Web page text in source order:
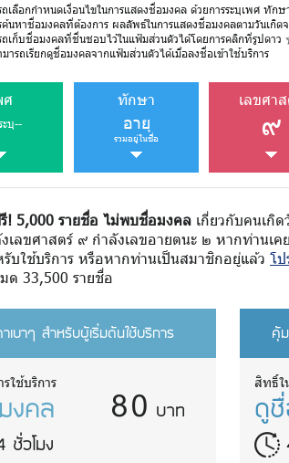
เลือกกำหนดเงื่อนไขในการแสดงชื่อมงคล ด้วยการระบุเพศ ทัก
ค้นหาชื่อมงคลที่ต้องการ ผลลัพธ์ในการแสดงชื่อมงคลตามวันเกิ
เก็บชื่อมงคลที่ชื่นชอบไว้ในแฟ้มส่วนตัวได้โดยการคลิกที่รูปดาว
ารถเรียกดูชื่อมงคลจากแฟ้มส่วนตัวได้เมื่อลงชื่อเข้าใช้บริการ
ศ
ะบุ--
ทักษา
อายุ
รวมอยู่ในชื่อ
เลขศา
๙
! 5,000 รายชื่อ ไม่พบชื่อมงคล เกี่ยวกับคนเกิ
เลขศาสตร์ ๙ กำลังเลขอายตนะ ๒ หากท่านเ
บใช้บริการ หรือหากท่านเป็นสมาชิกอยู่แล้ว โป
ด 33,500 รายชื่อ
เบาๆ สำหรับผู้เริ่มต้นใช้บริการ
ใช้บริการ
งคล
ชั่วโมง
80 บาท
คุ้
สิทธิ์ใ
ดู